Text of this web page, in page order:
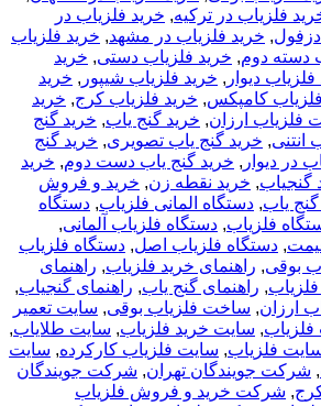
فلزیاب در ترکیه, خرید فلزیاب در
, خرید فلزیاب در مشهد, خرید فلزیاب
دسته دوم, خرید فلزیاب دستی, خرید
دیوار , خرید فلزیاب شیپور , خرید
کامپکس, خرید فلزیاب کرج, خرید
فلزیاب ارزان, خرید گنج یاب, خرید گنج
انتنی, خرید گنج یاب تصویری, خرید گنج
در دیوار , خرید گنج یاب دست دوم, خرید
گنجیاب, خرید نقطه زن, خرید و فروش
یاب, دستگاه المانی فلزیاب, دستگاه
فلزیاب, دستگاه فلزیاب آلمانی,
, دستگاه فلزیاب اصل, دستگاه فلزیاب
بوقی, راهنمای خرید فلزیاب, راهنمای
, راهنمای گنج یاب, راهنمای گنجیاب,
ارزان, ساخت فلزیاب بوقی, سایت تعمیر
, سایت خرید فلزیاب, سایت طلایاب,
فلزیاب, سایت فلزیاب کارکرده, سایت
, شرکت جویندگان تهران, شرکت جویندگان
, شرکت خرید و فروش فلزیاب